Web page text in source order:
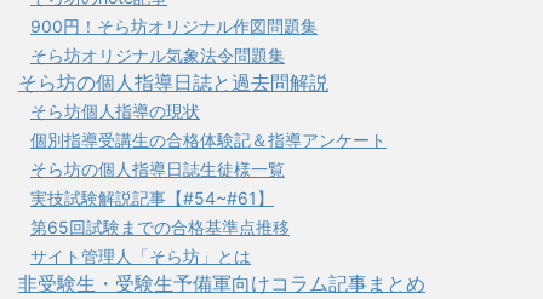
900円！そら坊オリジナル作図問題集
そら坊オリジナル気象法令問題集
そら坊の個人指導日誌と過去問解説
そら坊個人指導の現状
個別指導受講生の合格体験記＆指導アンケート
そら坊の個人指導日誌生徒様一覧
実技試験解説記事【#54~#61】
第65回試験までの合格基準点推移
サイト管理人「そら坊」とは
非受験生・受験生予備軍向けコラム記事まとめ